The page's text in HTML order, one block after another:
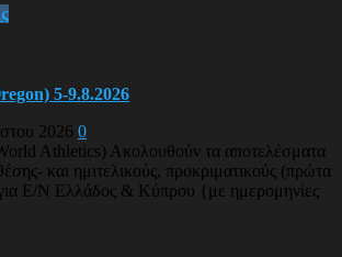
5-9.8.2026
2026 0
Athletics) Ακολουθούν τα αποτελέσματα
και ημιτελικούς, προκριματικούς (πρώτα
Ε/Ν Ελλάδος & Κύπρου {με ημερομηνίες